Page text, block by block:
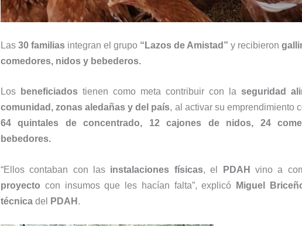
Las 30 familias integran el grupo “Lazos de Amistad” y recibieron
comedores, nidos y bebederos.
Los beneficiados tienen como meta contribuir con la seguridad
comunidad, zonas aledañas y del país, al activar su emprendimiento
64 quintales de concentrado, 12 cajones de nidos, 24
bebedores.
“Ellos contaban con las instalaciones físicas, el PDAH
vino a
proyecto con insumos que les hacían falta”, explicó
Miguel
técnica del PDAH .